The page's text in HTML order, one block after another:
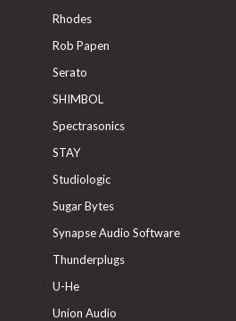
Rhodes
Rob Papen
Serato
SHIMBOL
Spectrasonics
STAY
Studiologic
Sugar Bytes
Synapse Audio Software
Thunderplugs
U-He
Union Audio